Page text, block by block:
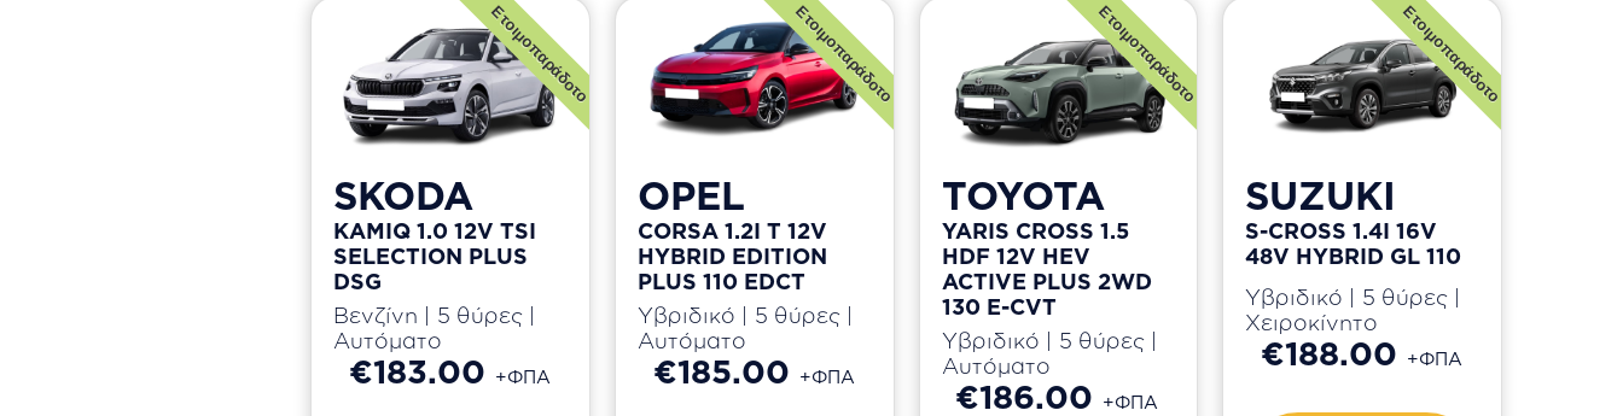
Ετοιμοπαράδοτο
SKODA
KAMIQ 1.0 12V TSI
SELECTION PLUS
DSG
Βενζίνη | 5 θύρες |
Αυτόματο
€183.00 +ΦΠΑ
Ετοιμοπαράδοτο
OPEL
CORSA 1.2I T 12V
HYBRID EDITION
PLUS 110 EDCT
Υβριδικό | 5 θύρες |
Αυτόματο
€185.00 +ΦΠΑ
Ετοιμοπαράδοτο
TOYOTA
YARIS CROSS 1.5
HDF 12V HEV
ACTIVE PLUS 2WD
130 E-CVT
Υβριδικό | 5 θύρες |
Αυτόματο
€186.00 +ΦΠΑ
Ετοιμοπαράδοτο
SUZUKI
S-CROSS 1.4I 16V
48V HYBRID GL 110
Υβριδικό | 5 θύρες |
Χειροκίνητο
€188.00 +ΦΠΑ